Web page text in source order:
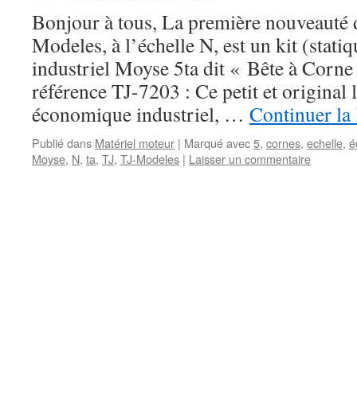
Bonjour à tous, La première nouveauté
Modeles, à l’échelle N, est un kit
industriel Moyse 5ta dit « Bête à
référence TJ-7203 : Ce petit et original
économique industriel, … Continuer
Publié dans Matériel moteur | Marqué avec5, cornes, echelle,
Moyse, N, ta, TJ, TJ-Modeles | Laisser un commentaire